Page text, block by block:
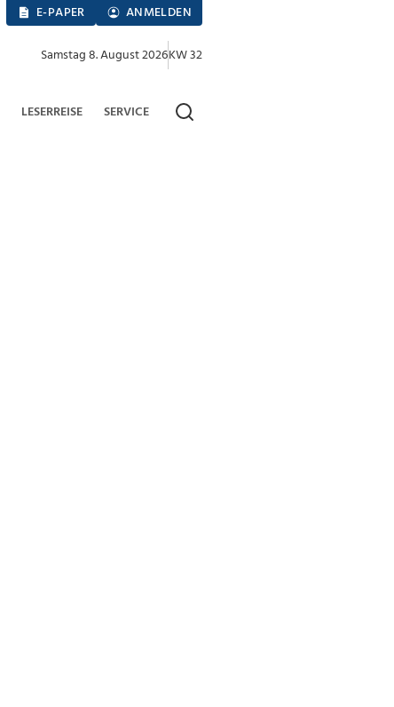
E-PAPER ANMELDEN
Samstag 8. August 2026KW 32
LESERREISE SERVICE